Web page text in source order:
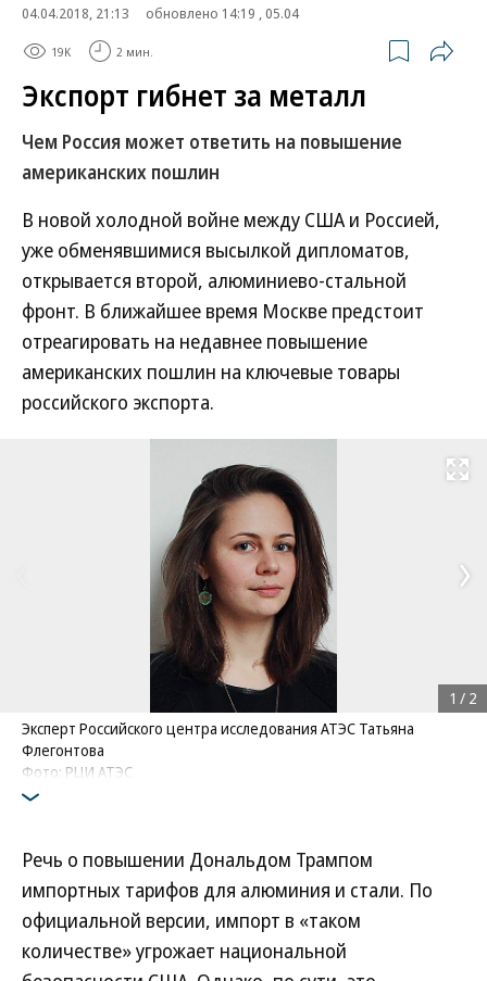
04.04.2018, 21:13
обновлено 14:19 , 05.04
19K 2 мин.
Экспорт гибнет за металл
Чем Россия может ответить на повышение
американских пошлин
В новой холодной войне между США и Россией,
уже обменявшимися высылкой дипломатов,
открывается второй, алюминиево-стальной
фронт. В ближайшее время Москве предстоит
отреагировать на недавнее повышение
американских пошлин на ключевые товары
российского экспорта.
Развернуть
Эксперт Российского центра исследования АТЭС Татьяна
Флегонтова
Фото: РЦИ АТЭС
1 / 2
Речь о повышении Дональдом Трампом
импортных тарифов для алюминия и стали. По
официальной версии, импорт в «таком
количестве» угрожает национальной